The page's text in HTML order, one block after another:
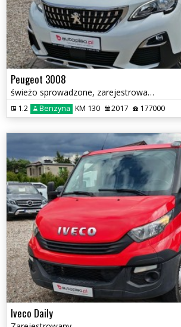
Peugeot 3008
świeżo sprowadzone, zarejestrowane
1.2 Benzyna KM 130 2017 177000
Iveco Daily